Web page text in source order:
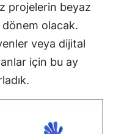
projelerin beyaz
dönem olacak.
veya dijital
için bu ay